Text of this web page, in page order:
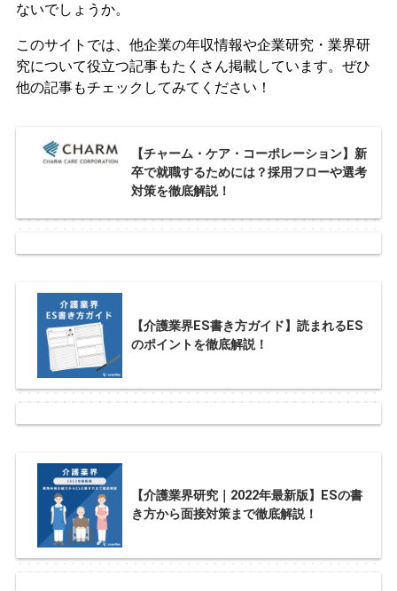
ないでしょうか。
このサイトでは、他企業の年収情報や企業研究・業界研
究について役立つ記事もたくさん掲載しています。ぜひ
他の記事もチェックしてみてください！
【チャーム・ケア・コーポレーション】新
卒で就職するためには？採用フローや選考
対策を徹底解説！
【介護業界ES書き方ガイド】読まれるES
のポイントを徹底解説！
【介護業界研究｜2022年最新版】ESの書
き方から面接対策まで徹底解説！